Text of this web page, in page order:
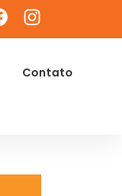
Contato